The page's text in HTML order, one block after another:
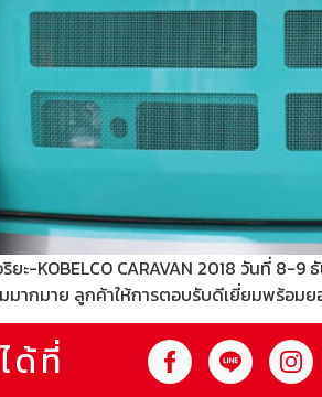
ะ-KOBELCO CARAVAN 2018 วันที่ 8-
ากมาย ลูกค้าให้การตอบรับดีเยี่ยมพร้อมย
ด้ที่